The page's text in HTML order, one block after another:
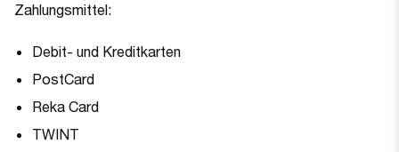
Zahlungsmittel:
Debit- und Kreditkarten
PostCard
Reka Card
TWINT